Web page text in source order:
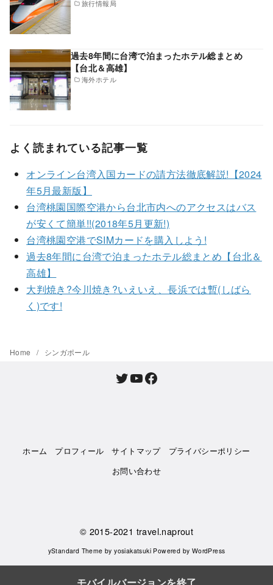
旅行情報局
海外ホテル
過去8年間に台湾で泊まったホテル総まとめ
【台北＆高雄】
よく読まれている記事一覧
オンライン台湾入国カードの請方法徹底解説!【2024
年5月最新版】
台湾桃園国際空港から台北市内へのアクセスはバス
が安くて簡単!!(2018年5月更新!)
台湾桃園空港でSIMカードを購入しよう!
過去8年間に台湾で泊まったホテル総まとめ【台北＆
高雄】
大判焼き?今川焼き?いえいえ、長浜では暫(しばら
く)です!
Home シンガポール
Twitter YouTube Facebook
ホーム プロフィール サイトマップ
プライバシーポリシー
お問い合わせ
© 2015-2021 travel.naprout
yStandard Theme byyosiakatsuki Powered by WordPress
モバイルバージョンを終了